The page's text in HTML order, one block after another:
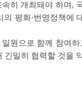
히 개최돼야 하며,
평화·번영정책
원으로 함께 참여
긴밀히 협력할 것을